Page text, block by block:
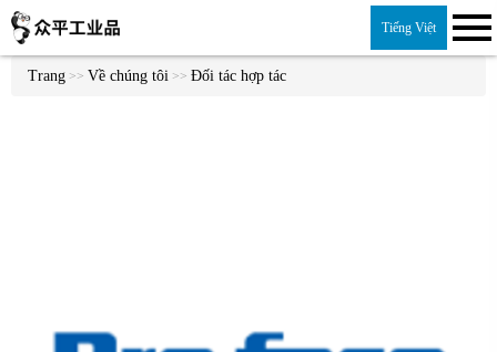
Tiếng Việt
Trang >> Về chúng tôi >> Đối tác hợp tác